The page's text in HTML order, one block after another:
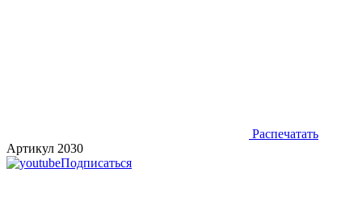
Распечатать
Артикул 2030
Подписаться